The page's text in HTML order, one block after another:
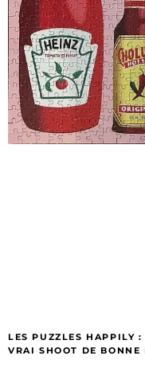
LES PUZZLES HAPPILY
VRAI SHOOT DE BONNE